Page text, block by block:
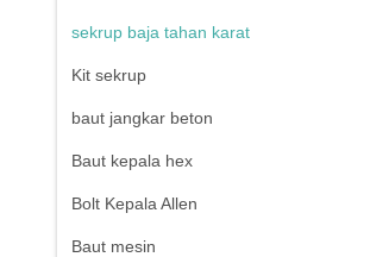
sekrup baja tahan karat
Kit sekrup
baut jangkar beton
Baut kepala hex
Bolt Kepala Allen
Baut mesin